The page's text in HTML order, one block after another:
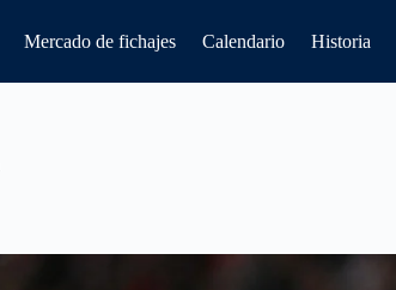
Mercado de fichajes Calendario Historia